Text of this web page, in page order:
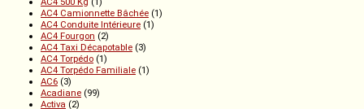
AC4 Camionnette Bâchée (1)
AC4 Conduite Intérieure (1)
AC4 Fourgon (2)
AC4 Taxi Décapotable (3)
AC4 Torpédo (1)
AC4 Torpédo Familiale (1)
AC6 (3)
Acadiane (99)
Activa (2)